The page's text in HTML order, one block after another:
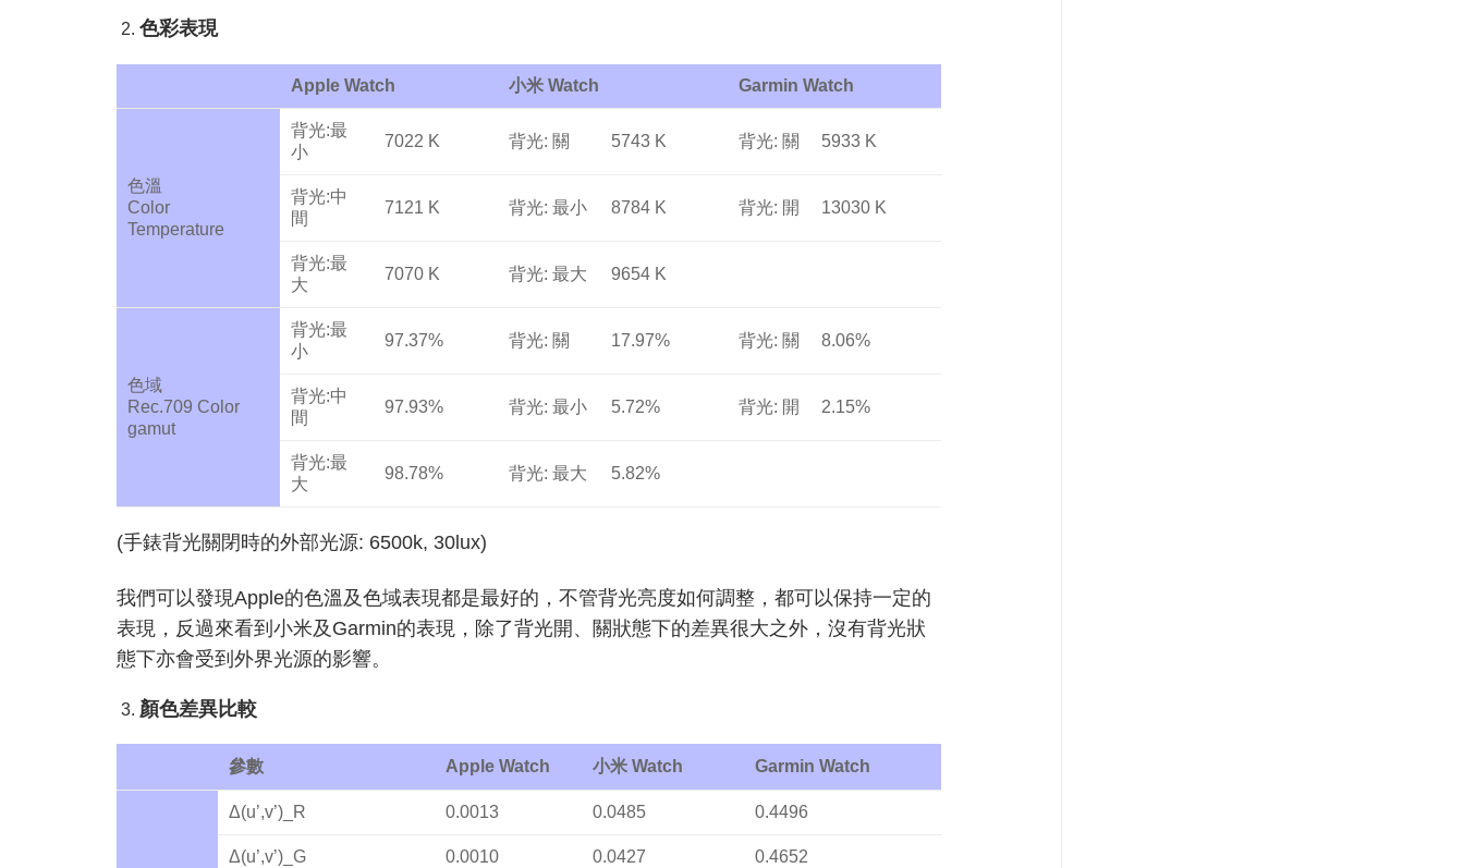
色彩表現
Apple Watch 小米 Watch Garmin Watch
色溫
Color
Temperature
背光:最
小
7022 K 背光: 關 5743 K 背光: 關 5933 K
背光:中
間
7121 K 背光: 最小 8784 K 背光: 開 13030 K
背光:最
大
7070 K 背光: 最大 9654 K
色域
Rec.709 Color
gamut
背光:最
小
97.37% 背光: 關 17.97% 背光: 關 8.06%
背光:中
間
97.93% 背光: 最小 5.72% 背光: 開 2.15%
背光:最
大
98.78% 背光: 最大 5.82%
(手錶背光關閉時的外部光源: 6500k, 30lux)
我們可以發現Apple的色溫及色域表現都是最好的，不管背光亮度如何調整，都可以保持一定的
表現，反過來看到小米及Garmin的表現，除了背光開、關狀態下的差異很大之外，沒有背光狀
態下亦會受到外界光源的影響。
顏色差異比較
參數 Apple Watch 小米 Watch Garmin Watch
Δ(u’,v’)_R 0.0013 0.0485 0.4496
Δ(u’,v’)_G 0.0010 0.0427 0.4652